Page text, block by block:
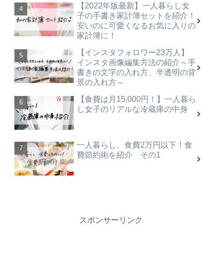
【2022年版最新】一人暮らし女
子の手書き家計簿セットを紹介！
安いのに可愛くなるお気に入りの
家計簿に！
【インスタフォロワー23万人】
インスタ画像編集方法の紹介～手
書きの文字の入れ方、半透明の背
景の入れ方～
【食費は月15,000円！】一人暮ら
し女子のリアルな冷蔵庫の中身
一人暮らし、食費2万円以下！食
費節約術を紹介 その1
スポンサーリンク